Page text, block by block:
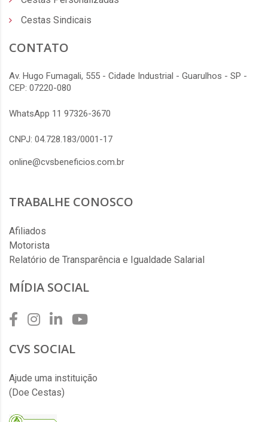
Cestas Sindicais
CONTATO
Av. Hugo Fumagali, 555 - Cidade Industrial - Guarulhos - SP -
CEP: 07220-080
WhatsApp 11 97326-3670
CNPJ: 04.728.183/0001-17
online@cvsbeneficios.com.br
TRABALHE CONOSCO
Afiliados
Motorista
Relatório de Transparência e Igualdade Salarial
MÍDIA SOCIAL
CVS SOCIAL
Ajude uma instituição
(Doe Cestas)